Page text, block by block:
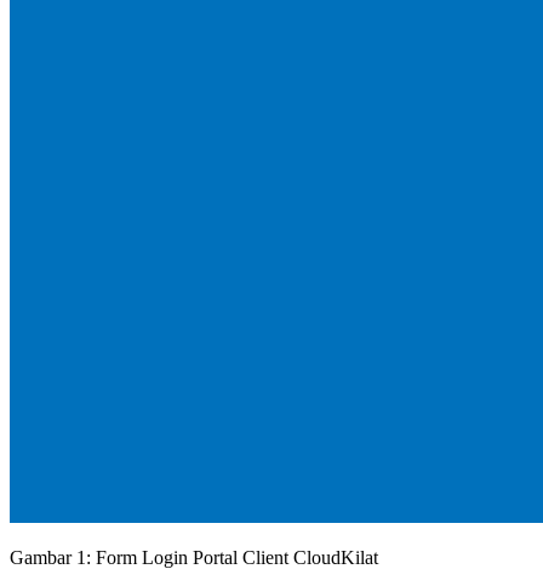
Gambar 1: Form Login Portal Client CloudKilat